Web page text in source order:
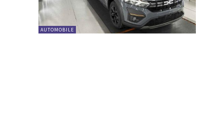
AUTOMOBILE